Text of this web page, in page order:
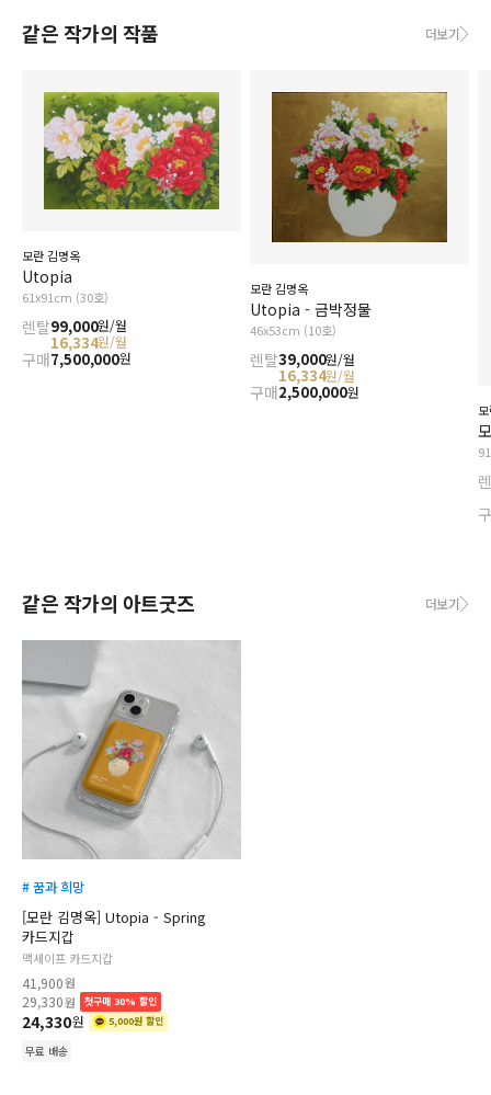
같은 작가의 작품 더보기
모란 김명옥
Utopia
61x91cm (30호)
렌탈99,000원/월
16,334원/월
구매7,500,000원
모란 김명옥
Utopia - 금박정물
46x53cm (10호)
렌탈39,000원/월
16,334원/월
구매2,500,000원
같은 작가의 아트굿즈 더보기
# 꿈과 희망
[모란 김명옥] Utopia - Spring
카드지갑
맥세이프 카드지갑
41,900원
29,330원 첫구매 30% 할인
24,330원 5,000원 할인
무료 배송